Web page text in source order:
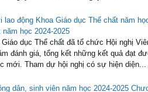
V/v Đăng ký
PHỤC THỂ DỤC KHÓA 51 Nhằm đảm
tham gia các hoạt động ngoại khóa và
các em vui lòng đăng ký bổ sung đồng